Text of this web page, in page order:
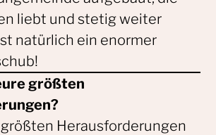
liebt und stetig weiter
natürlich ein enormer
größten
Herausforderungen